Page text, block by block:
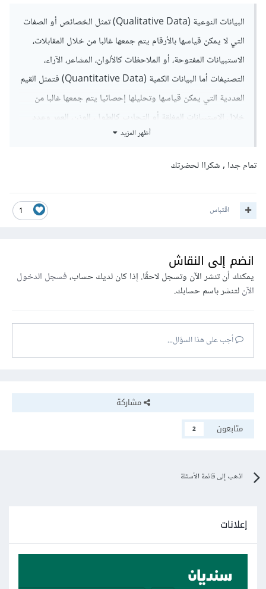
البيانات النوعية (Qualitative Data) تمثل الخصائص أو الصفات
التي لا يمكن قياسها بالأرقام يتم جمعها غالبا من خلال المقابلات،
الاستبيانات المفتوحة، أو الملاحظات كالألوان، المشاعر، الآراء،
التصنيفات أما البيانات الكمية (Quantitative Data) فتمثل القيم
العددية التي يمكن قياسها وتحليلها إحصائيا يتم جمعها غالبا من
خلال الاستبيانات المغلقة أو التجارب كالطول، الوزن، العمر وعدد
البيانات الكمية تستخدم بشكل أكبر في تدريب نماذج تعلم الآلة، لأنها
بشكل فعال بينما البيانات النوعية يمكن تحويلها إلى بيانات كمية
مثل الترميز لتستخدم في بعض التطبيقات، لكن البيانات الكمية تظل
أظهر المزيد
تمام جدا , شكراا لحضرتك
1 اقتباس
انضم إلى النقاش
يمكنك أن تنشر الآن وتسجل لاحقًا. إذا كان لديك حساب،فسجل الدخول
الآنلتنشر باسم حسابك.
أجب على هذا السؤال...
مشاركة
متابعون
2
اذهب إلى قائمة الأسئلة
إعلانات